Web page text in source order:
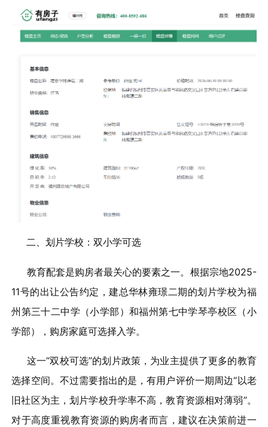
二、划片学校：双小学可选
教育配套是购房者最关心的要素之一。根据宗地2025-
11号的出让公告约定，建总华林雍璟二期的划片学校为福
州第三十二中学（小学部）和福州第七中学琴亭校区（小
学部），购房家庭可选择入学。
这一“双校可选”的划片政策，为业主提供了更多的教育
选择空间。不过需要指出的是，有用户评价一期周边“以老
旧社区为主，划片学校升学率不高，教育资源相对薄弱”。
对于高度重视教育资源的购房者而言，建议在决策前进一